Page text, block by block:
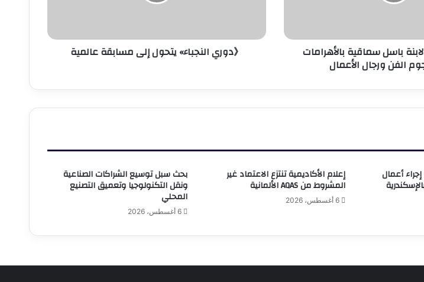
باسل سماقية بالأهرامات
الفن ورجال الأعمال
《دوري النجباء» يتحول إلى مسابقة عالمية
أعمال إعلام الأكاديمية تنتزع الاعتماد غير
المشروط من AQAS الألمانية
6 أغسطس، 2026
بحث سبل توسيع الشراكات الصناعية
ونقل التكنولوجيا وتعميق التصنيع
المحلي
6 أغسطس، 2026